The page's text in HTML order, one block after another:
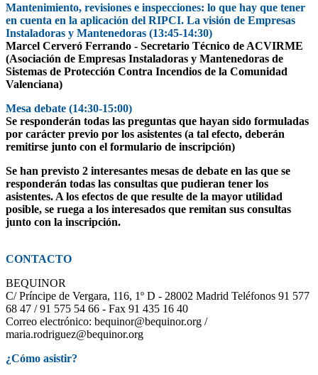
Mantenimiento, revisiones e inspecciones: lo que hay que tener
en cuenta en la aplicación del RIPCI. La visión de Empresas
Instaladoras y Mantenedoras (13:45-14:30)
Marcel Cerveró Ferrando - Secretario Técnico de ACVIRME
(Asociación de Empresas Instaladoras y Mantenedoras de
Sistemas de Protección Contra Incendios de la Comunidad
Valenciana)
Mesa debate (14:30-15:00)
Se responderán todas las preguntas que hayan sido formuladas
por carácter previo por los asistentes (a tal efecto, deberán
remitirse junto con el formulario de inscripción)
Se han previsto 2 interesantes mesas de debate en las que se
responderán todas las consultas que pudieran tener los
asistentes. A los efectos de que resulte de la mayor utilidad
posible, se ruega a los interesados que remitan sus consultas
junto con la inscripción.
CONTACTO
BEQUINOR
C/ Príncipe de Vergara, 116, 1º D - 28002 Madrid Teléfonos 91 577
68 47 / 91 575 54 66 - Fax 91 435 16 40
Correo electrónico: bequinor@bequinor.org /
maria.rodriguez@bequinor.org
¿Cómo asistir?